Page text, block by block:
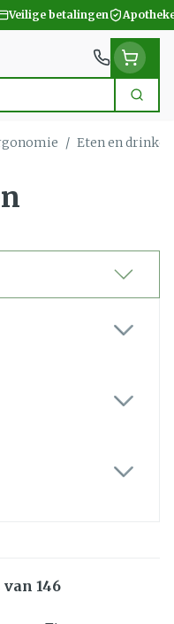
Veilige betalingen
Zoek
/ Eten en drinken
van 146